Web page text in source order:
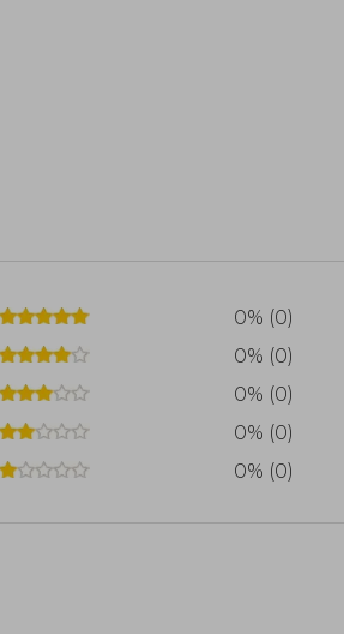
0% (0)
0% (0)
0% (0)
0% (0)
0% (0)